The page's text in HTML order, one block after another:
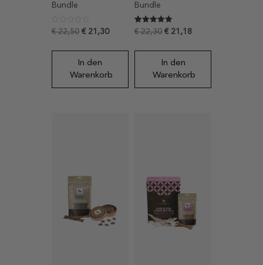
Bundle
€22,50 €21,30
In den
Warenkorb
Bundle
Bewertet mit
5
basierend
1
Kundenbewertung
€22,30 €21,18
In den
Warenkorb